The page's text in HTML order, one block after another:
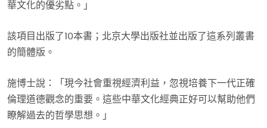
華文化的優劣點。」
該項目出版了10本書；北京大學出版社並出版了這系列叢書
的簡體版。
施博士說：「現今社會重視經濟利益，忽視培養下一代正確
倫理道德觀念的重要。這些中華文化經典正好可以幫助他們
瞭解過去的哲學思想。」